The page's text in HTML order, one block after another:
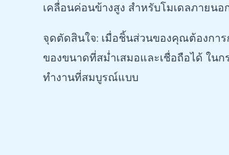
เคลื่อนค่อนข้างสูง สำหรับโมเดลภายน
จุดตัดสินใจ: เมื่อชิ้นส่วนของคุณต้องกา
ของขนาดที่สม่ำเสมอและเชื่อถือได้ ใน
ทำงานที่สมบูรณ์แบบ